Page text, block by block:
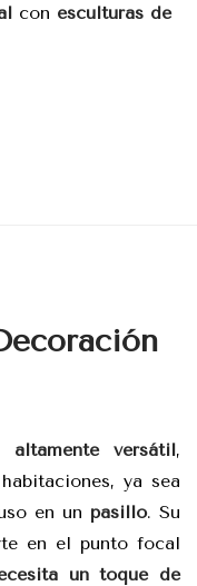
con esculturas de
altamente versátil,
ya sea
en un pasillo. Su
en el punto focal
un toque de